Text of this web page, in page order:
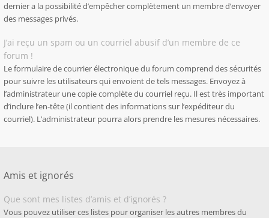
dernier a la possibilité d’empêcher complètement un membre d’envoyer
des messages privés.
J’ai reçu un spam ou un courriel abusif d’un membre de ce
forum !
Le formulaire de courrier électronique du forum comprend des sécurités
pour suivre les utilisateurs qui envoient de tels messages. Envoyez à
l’administrateur une copie complète du courriel reçu. Il est très important
d’inclure l’en-tête (il contient des informations sur l’expéditeur du
courriel). L’administrateur pourra alors prendre les mesures nécessaires.
Amis et ignorés
Que sont mes listes d’amis et d’ignorés ?
Vous pouvez utiliser ces listes pour organiser les autres membres du